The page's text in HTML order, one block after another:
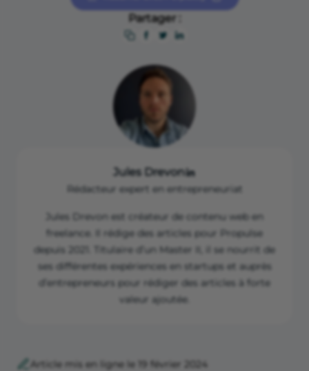
Partager :
Jules Drevon
Rédacteur expert en entrepreneuriat
Jules Drevon est créateur de contenu web en
freelance. Il rédige des articles pour Propulse
depuis 2021. Titulaire d’un Master II, il se nourrit de
ses différentes expériences en startups et auprès
d’entrepreneurs pour rédiger des articles à forte
valeur ajoutée.
Article mis en ligne le 19 février 2024